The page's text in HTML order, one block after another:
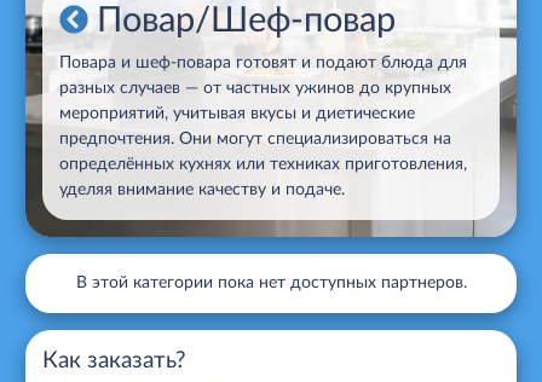
Повар/Шеф-повар
Поварa и шеф-повара готовят и подают блюда для
разных случаев — от частных ужинов до крупных
мероприятий, учитывая вкусы и диетические
предпочтения. Они могут специализироваться на
определённых кухнях или техниках приготовления,
уделяя внимание качеству и подаче.
В этой категории пока нет доступных партнеров.
Как заказать?